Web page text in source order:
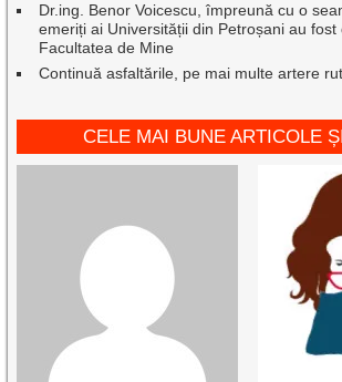
Dr.ing. Benor Voicescu, împreună cu o
emeriți ai Universității din Petroșani au fost
Facultatea de Mine
Continuă asfaltările, pe mai multe artere
CELE MAI BUNE ARTICOLE